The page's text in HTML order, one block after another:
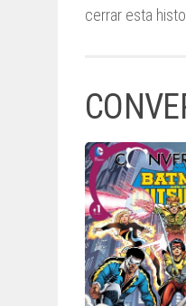
cerrar esta